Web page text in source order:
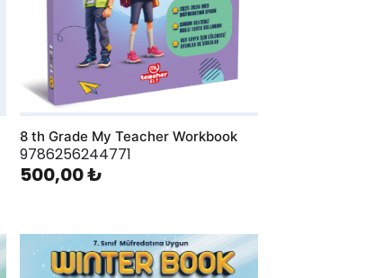
8 th Grade My Teacher Workbook
9786256244771
500,00 ₺
AddToWishlist